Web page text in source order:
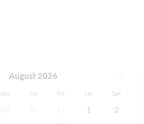
August 2026
Ons Tor Fre Lør Søn
1 2